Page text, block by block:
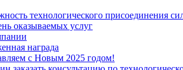
технологического присоединения
оказываемых услуг
награда
с Новым 2025 годом!